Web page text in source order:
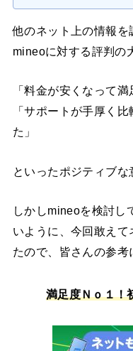
他のネット上の情報を
mineoに対する評判の
「料金が安くなって満
「サポートが手厚く
た」
といったポジティブな
しかしmineoを検討し
いように、今回敢え
たので、皆さんの参考
満足度Ｎｏ１！